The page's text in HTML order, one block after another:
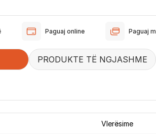
Paguaj online Paguaj
PRODUKTE TË NGJASHME
Vlerësime